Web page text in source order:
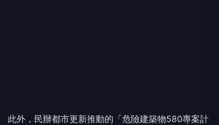
此外，民辦都市更新推動的「危險建築物580專案計